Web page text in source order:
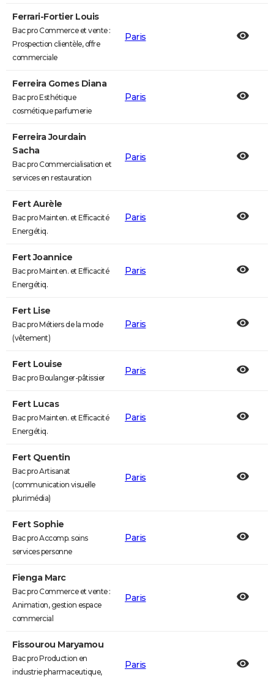
Ferrari-Fortier Louis
Bac pro Commerce et vente :
Prospection clientèle, offre
commerciale
Paris
Ferreira Gomes Diana
Bac pro Esthétique
cosmétique parfumerie
Paris
Ferreira Jourdain
Sacha
Bac pro Commercialisation et
services en restauration
Paris
Fert Aurèle
Bac pro Mainten. et Efficacité
Energétiq.
Paris
Fert Joannice
Bac pro Mainten. et Efficacité
Energétiq.
Paris
Fert Lise
Bac pro Métiers de la mode
(vêtement)
Paris
Fert Louise
Bac pro Boulanger-pâtissier
Paris
Fert Lucas
Bac pro Mainten. et Efficacité
Energétiq.
Paris
Fert Quentin
Bac pro Artisanat
(communication visuelle
plurimédia)
Paris
Fert Sophie
Bac pro Accomp. soins
services personne
Paris
Fienga Marc
Bac pro Commerce et vente :
Animation, gestion espace
commercial
Paris
Fissourou Maryamou
Bac pro Production en
industrie pharmaceutique,
Paris